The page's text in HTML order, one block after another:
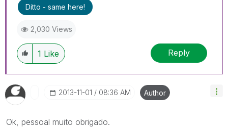
Ditto - same here!
2,030 Views
1 Like Reply
‎2013-11-01 08:36 AM Author
Ok, pessoal muito obrigado.